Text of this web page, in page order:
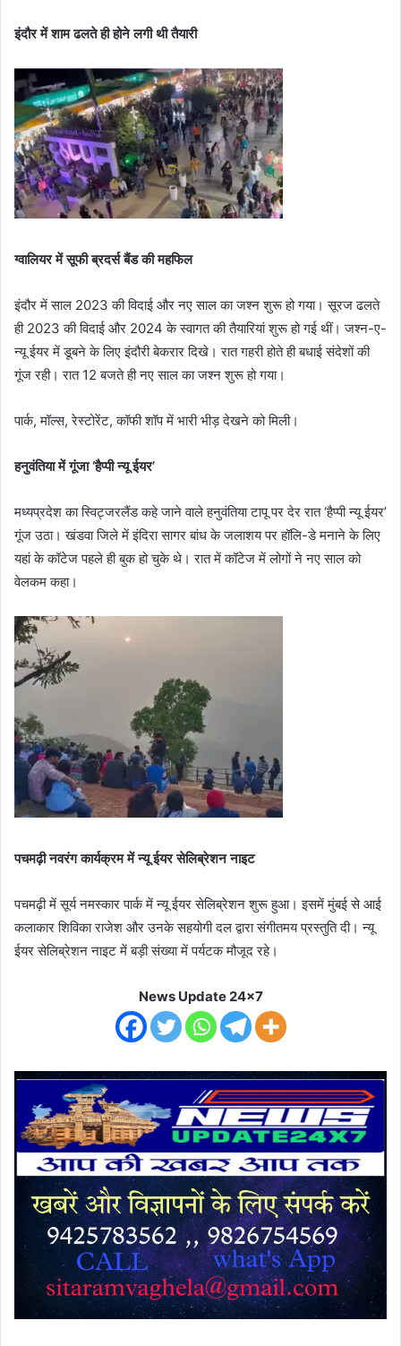
इंदौर में शाम ढलते ही होने लगी थी तैयारी
ग्वालियर में सूफी ब्रदर्स बैंड की महफिल
इंदौर में साल 2023 की विदाई और नए साल का जश्न शुरू हो गया। सूरज ढलते
ही 2023 की विदाई और 2024 के स्वागत की तैयारियां शुरू हो गई थीं। जश्न-ए-
न्यू ईयर में डूबने के लिए इंदौरी बेकरार दिखे। रात गहरी होते ही बधाई संदेशों की
गूंज रही। रात 12 बजते ही नए साल का जश्न शुरू हो गया।
पार्क, मॉल्स, रेस्टोरेंट, कॉफी शॉप में भारी भीड़ देखने को मिली।
हनुवंतिया में गूंजा ‘हैप्पी न्यू ईयर’
मध्यप्रदेश का स्विट्जरलैंड कहे जाने वाले हनुवंतिया टापू पर देर रात ‘हैप्पी न्यू ईयर’
गूंज उठा। खंडवा जिले में इंदिरा सागर बांध के जलाशय पर हॉलि-डे मनाने के लिए
यहां के कॉटेज पहले ही बुक हो चुके थे। रात में कॉटेज में लोगों ने नए साल को
वेलकम कहा।
पचमढ़ी नवरंग कार्यक्रम में न्यू ईयर सेलिब्रेशन नाइट
पचमढ़ी में सूर्य नमस्कार पार्क में न्यू ईयर सेलिब्रेशन शुरू हुआ। इसमें मुंबई से आई
कलाकार शिविका राजेश और उनके सहयोगी दल द्वारा संगीतमय प्रस्तुति दी। न्यू
ईयर सेलिब्रेशन नाइट में बड़ी संख्या में पर्यटक मौजूद रहे।
News Update 24x7